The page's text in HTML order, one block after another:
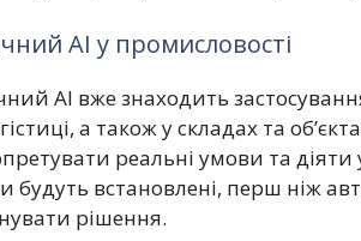
AI у промисловості
AI вже знаходить
а також у складах та
реальні умови та
будуть встановлені, перш ніж
рішення.